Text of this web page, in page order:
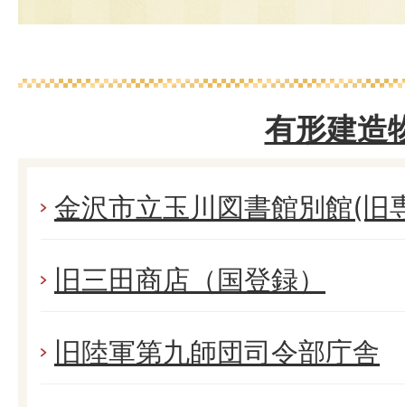
有形建造
金沢市立玉川図書館別館(旧
旧三田商店（国登録）
旧陸軍第九師団司令部庁舎